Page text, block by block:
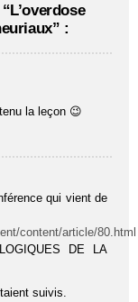
:
la leçon 😉
qui vient de
content/article/80.html
DE LA
suivis.